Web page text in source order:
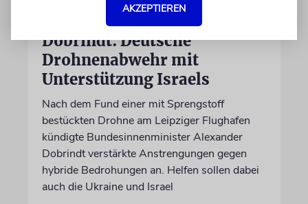
Dobrindt: Deutsche
Drohnenabwehr mit
Unterstützung Israels
Nach dem Fund einer mit Sprengstoff
bestückten Drohne am Leipziger Flughafen
kündigte Bundesinnenminister Alexander
Dobrindt verstärkte Anstrengungen gegen
hybride Bedrohungen an. Helfen sollen dabei
auch die Ukraine und Israel
AKZEPTIEREN